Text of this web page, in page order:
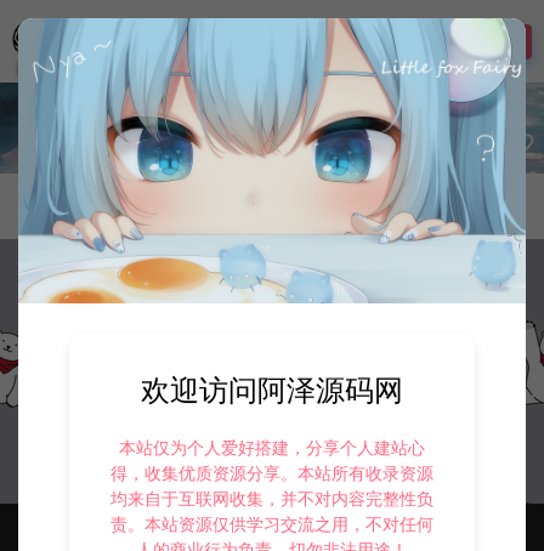
登录
CEO1846104032018462
欢迎访问阿泽源码网
本站仅为个人爱好搭建，分享个人建站心
得，收集优质资源分享。本站所有收录资源
均来自于互联网收集，并不对内容完整性负
责。本站资源仅供学习交流之用，不对任何